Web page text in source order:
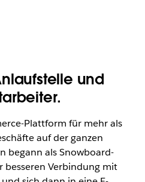
und
Plattform für mehr als
auf der ganzen
begann als Snowboard-
besseren Verbindung mit